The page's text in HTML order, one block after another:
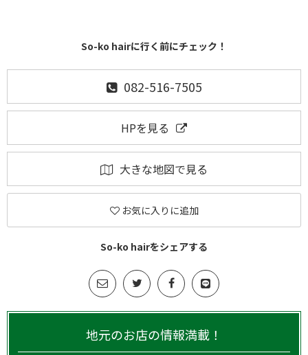
So-ko hairに行く前にチェック！
082-516-7505
HPを見る
大きな地図で見る
お気に入りに追加
So-ko hairをシェアする
地元のお店の情報満載！